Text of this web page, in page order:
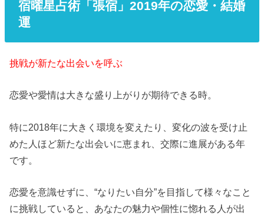
宿曜星占術「張宿」2019年の恋愛・結婚
運
挑戦が新たな出会いを呼ぶ
恋愛や愛情は大きな盛り上がりが期待できる時。
特に2018年に大きく環境を変えたり、変化の波を受け止
めた人ほど新たな出会いに恵まれ、交際に進展がある年
です。
恋愛を意識せずに、“なりたい自分”を目指して様々なこと
に挑戦していると、あなたの魅力や個性に惚れる人が出